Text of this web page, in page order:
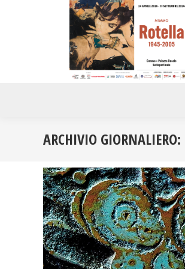
ARCHIVIO GIORNALIERO: